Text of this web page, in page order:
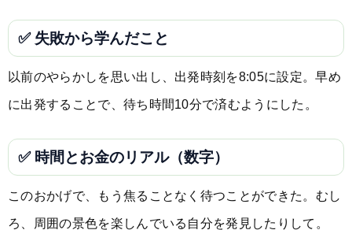
✅ 失敗から学んだこと
以前のやらかしを思い出し、出発時刻を8:05に設定。早め
に出発することで、待ち時間10分で済むようにした。
✅ 時間とお金のリアル（数字）
このおかげで、もう焦ることなく待つことができた。むし
ろ、周囲の景色を楽しんでいる自分を発見したりして。